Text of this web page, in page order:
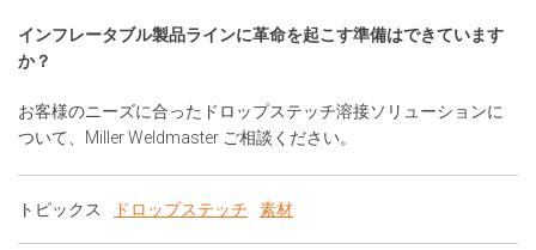
インフレータブル製品ラインに革命を起こす準備はできています
か？
お客様のニーズに合ったドロップステッチ溶接ソリューションに
ついて、Miller Weldmaster ご相談ください。
トピックス ドロップステッチ 素材